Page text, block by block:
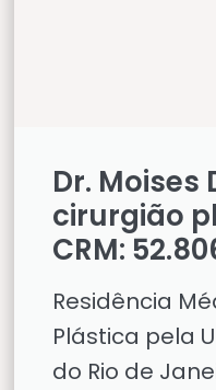
Dr. Moises
cirurgião
CRM:
Residência
Plástica pela
do Rio de